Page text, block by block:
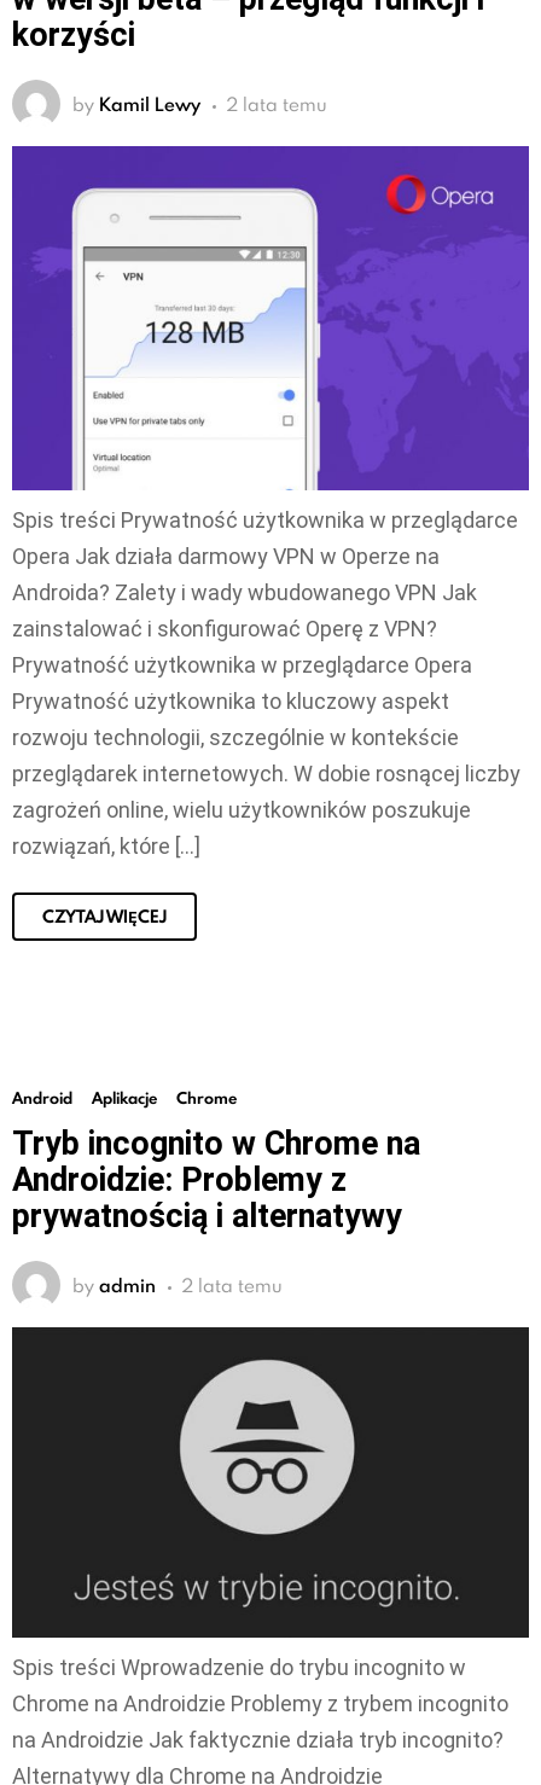
korzyści
by Kamil Lewy 2 lata temu
Spis treści Prywatność użytkownika w przeglądarce
Opera Jak działa darmowy VPN w Operze na
Androida? Zalety i wady wbudowanego VPN Jak
zainstalować i skonfigurować Operę z VPN?
Prywatność użytkownika w przeglądarce Opera
Prywatność użytkownika to kluczowy aspekt
rozwoju technologii, szczególnie w kontekście
przeglądarek internetowych. W dobie rosnącej liczby
zagrożeń online, wielu użytkowników poszukuje
rozwiązań, które […]
CZYTAJ WIĘCEJ
Android Aplikacje Chrome
Tryb incognito w Chrome na
Androidzie: Problemy z
prywatnością i alternatywy
by admin 2 lata temu
Spis treści Wprowadzenie do trybu incognito w
Chrome na Androidzie Problemy z trybem incognito
na Androidzie Jak faktycznie działa tryb incognito?
Alternatywy dla Chrome na Androidzie